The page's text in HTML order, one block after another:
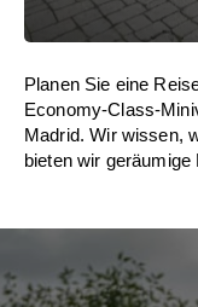
Planen Sie eine
Economy-Class-
Madrid. Wir wissen,
bieten wir